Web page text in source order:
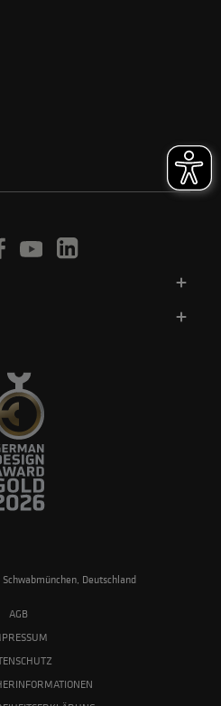
Deutschland
AGB